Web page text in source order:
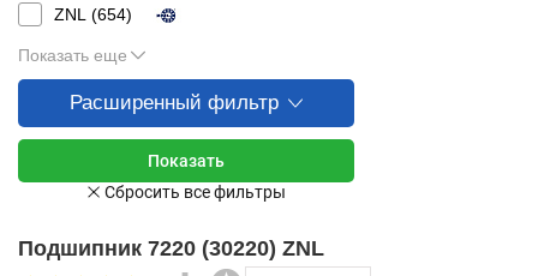
ZNL (654)
Показать еще
Расширенный фильтр
Подшипник 7220 (30220) ZNL